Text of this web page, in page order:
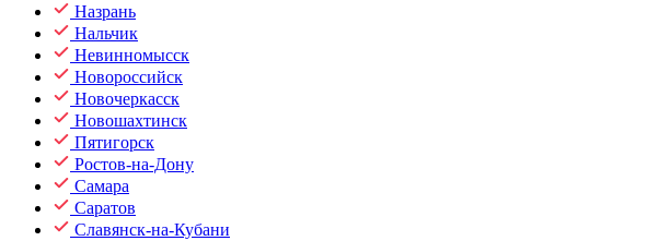
Назрань
Нальчик
Невинномысск
Новороссийск
Новочеркасск
Новошахтинск
Пятигорск
Ростов-на-Дону
Самара
Саратов
Славянск-на-Кубани